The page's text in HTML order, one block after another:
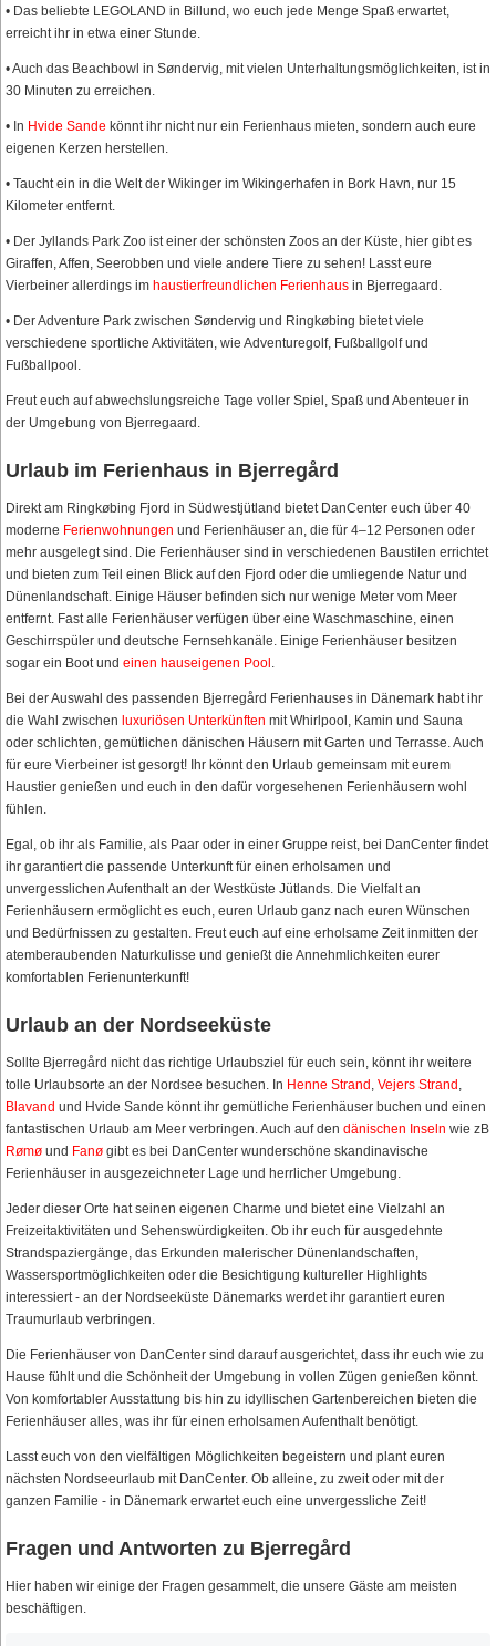
• Das beliebte LEGOLAND in Billund, wo euch jede Menge Spaß erwartet,
erreicht ihr in etwa einer Stunde.
• Auch das Beachbowl in Søndervig, mit vielen Unterhaltungsmöglichkeiten, ist in
30 Minuten zu erreichen.
• In Hvide Sande könnt ihr nicht nur ein Ferienhaus mieten, sondern auch eure
eigenen Kerzen herstellen.
• Taucht ein in die Welt der Wikinger im Wikingerhafen in Bork Havn, nur 15
Kilometer entfernt.
• Der Jyllands Park Zoo ist einer der schönsten Zoos an der Küste, hier gibt es
Giraffen, Affen, Seerobben und viele andere Tiere zu sehen! Lasst eure
Vierbeiner allerdings im haustierfreundlichen Ferienhaus in Bjerregaard.
• Der Adventure Park zwischen Søndervig und Ringkøbing bietet viele
verschiedene sportliche Aktivitäten, wie Adventuregolf, Fußballgolf und
Fußballpool.
Freut euch auf abwechslungsreiche Tage voller Spiel, Spaß und Abenteuer in
der Umgebung von Bjerregaard.
Urlaub im Ferienhaus in Bjerregård
Direkt am Ringkøbing Fjord in Südwestjütland bietet DanCenter euch über 40
moderne Ferienwohnungen und Ferienhäuser an, die für 4–12 Personen oder
mehr ausgelegt sind. Die Ferienhäuser sind in verschiedenen Baustilen errichtet
und bieten zum Teil einen Blick auf den Fjord oder die umliegende Natur und
Dünenlandschaft. Einige Häuser befinden sich nur wenige Meter vom Meer
entfernt. Fast alle Ferienhäuser verfügen über eine Waschmaschine, einen
Geschirrspüler und deutsche Fernsehkanäle. Einige Ferienhäuser besitzen
sogar ein Boot und einen hauseigenen Pool
Bei der Auswahl des passenden Bjerregård Ferienhauses in Dänemark habt ihr
die Wahl zwischen luxuriösen Unterkünften mit Whirlpool, Kamin und Sauna
oder schlichten, gemütlichen dänischen Häusern mit Garten und Terrasse. Auch
für eure Vierbeiner ist gesorgt! Ihr könnt den Urlaub gemeinsam mit eurem
Haustier genießen und euch in den dafür vorgesehenen Ferienhäusern wohl
fühlen.
Egal, ob ihr als Familie, als Paar oder in einer Gruppe reist, bei DanCenter findet
ihr garantiert die passende Unterkunft für einen erholsamen und
unvergesslichen Aufenthalt an der Westküste Jütlands. Die Vielfalt an
Ferienhäusern ermöglicht es euch, euren Urlaub ganz nach euren Wünschen
und Bedürfnissen zu gestalten. Freut euch auf eine erholsame Zeit inmitten der
atemberaubenden Naturkulisse und genießt die Annehmlichkeiten eurer
komfortablen Ferienunterkunft!
Urlaub an der Nordseeküste
Sollte Bjerregård nicht das richtige Urlaubsziel für euch sein, könnt ihr weitere
tolle Urlaubsorte an der Nordsee besuchen. In Henne Strand Vejers Strand
Blavand und Hvide Sande könnt ihr gemütliche Ferienhäuser buchen und einen
fantastischen Urlaub am Meer verbringen. Auch auf den dänischen Inseln wie zB
Rømø und Fanø gibt es bei DanCenter wunderschöne skandinavische
Ferienhäuser in ausgezeichneter Lage und herrlicher Umgebung.
Jeder dieser Orte hat seinen eigenen Charme und bietet eine Vielzahl an
Freizeitaktivitäten und Sehenswürdigkeiten. Ob ihr euch für ausgedehnte
Strandspaziergänge, das Erkunden malerischer Dünenlandschaften,
Wassersportmöglichkeiten oder die Besichtigung kultureller Highlights
interessiert - an der Nordseeküste Dänemarks werdet ihr garantiert euren
Traumurlaub verbringen.
Die Ferienhäuser von DanCenter sind darauf ausgerichtet, dass ihr euch wie zu
Hause fühlt und die Schönheit der Umgebung in vollen Zügen genießen könnt.
Von komfortabler Ausstattung bis hin zu idyllischen Gartenbereichen bieten die
Ferienhäuser alles, was ihr für einen erholsamen Aufenthalt benötigt.
Lasst euch von den vielfältigen Möglichkeiten begeistern und plant euren
nächsten Nordseeurlaub mit DanCenter. Ob alleine, zu zweit oder mit der
ganzen Familie - in Dänemark erwartet euch eine unvergessliche Zeit!
Fragen und Antworten zu Bjerregård
Hier haben wir einige der Fragen gesammelt, die unsere Gäste am meisten
beschäftigen.